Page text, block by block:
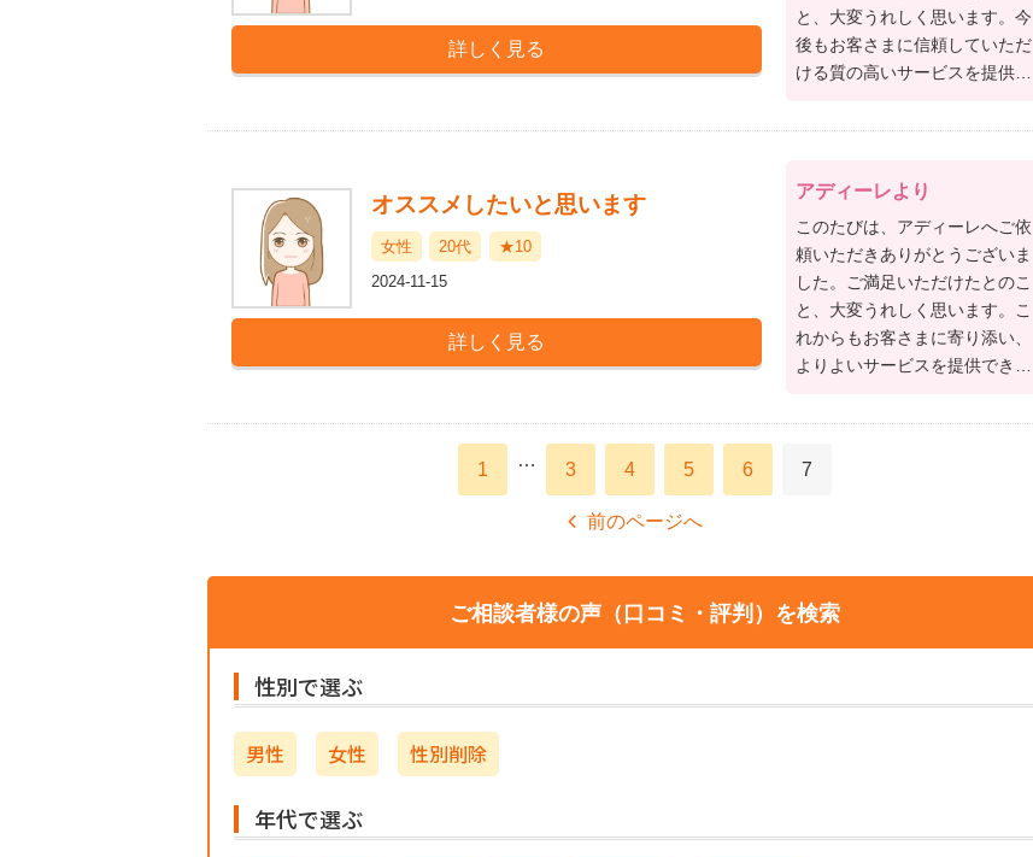
と、大変うれしく思います。今
後もお客さまに信頼していただ
ける質の高いサービスを提供で
すので、何かお困りのことがあ
このたびは、アディーレへご依
した。
オススメしたいと思います
女性 20代
★10
2024-11-15
アディーレより
このたびは、アディーレへご依
頼いただきありがとうございま
した。ご満足いただけたとのこ
と、大変うれしく思います。こ
れからもお客さまに寄り添い、
よりよいサービスを提供できる
す。何かご要望やご意見がござ
ください。
1 … 3 4 5 6 7
前のページへ
ご相談者様の声（口コミ・評判）を検索
性別で選ぶ
男性 女性 性別削除
年代で選ぶ